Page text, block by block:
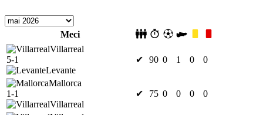
Meci
Villarreal
5-1
Levante
✔ 90 0 1 0 0
Mallorca
1-1
Villarreal
✔ 75 0 0 0 0